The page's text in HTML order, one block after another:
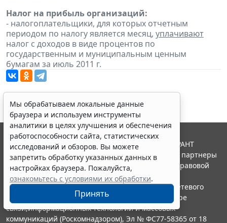
Налог на прибыль организаций:
- налогоплательщики, для которых отчетным
периодом по налогу является месяц, уплачивают
налог с доходов в виде процентов по
государственным и муниципальным ценным
бумагам за июль 2011 г.
Мы обрабатываем локальные данные
браузера и используем инструменты
аналитики в целях улучшения и обеспечения
работоспособности сайта, статистических
исследований и обзоров. Вы можете
запретить обработку указанных данных в
настройках браузера. Пожалуйста,
ознакомьтесь с условиями их обработки.
Принять
© ООО "НПП "ГАРАНТ-СЕРВИС", 2026. Система ГАРАНТ
выпускается с 1990 года. Компания "Гарант" и ее партнеры
являются участниками Российской ассоциации правовой
информации ГАРАНТ.
Портал ГАРАНТ.РУ зарегистрирован в качестве сетевого
издания Федеральной службой по надзору в сфере
связи,информационных технологий и массовых
коммуникаций (Роскомнадзором), Эл № ФС77-58365 от 18